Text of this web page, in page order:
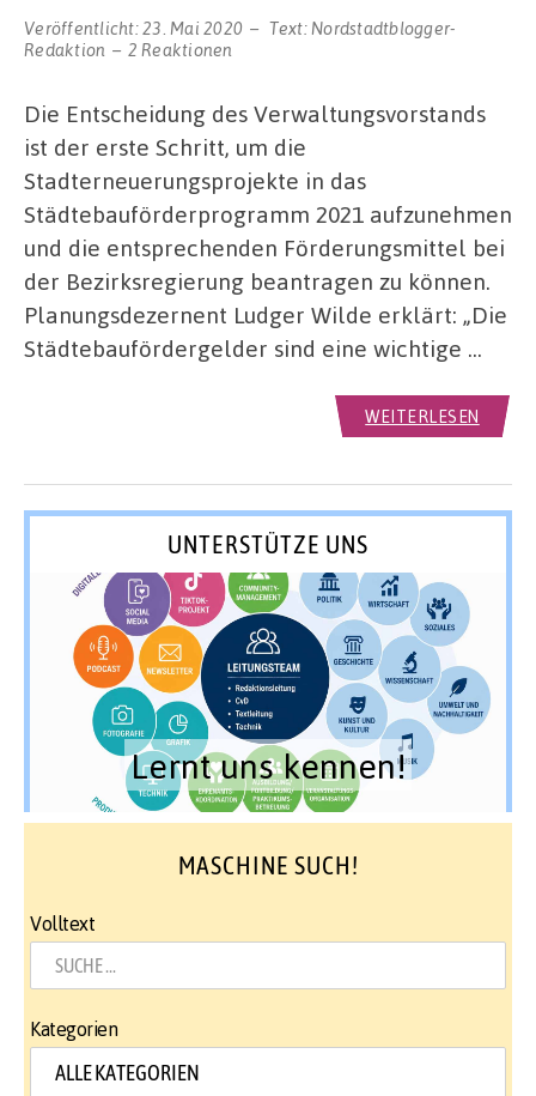
Veröffentlicht:23. Mai 2020 Text: Nordstadtblogger-
Redaktion
2 Reaktionen
Die Entscheidung des Verwaltungsvorstands
ist der erste Schritt, um die
Stadterneuerungsprojekte in das
Städtebauförderprogramm 2021 aufzunehmen
und die entsprechenden Förderungsmittel bei
der Bezirksregierung beantragen zu können.
Planungsdezernent Ludger Wilde erklärt: „Die
Städtebaufördergelder sind eine wichtige …
WEITERLESEN
UNTERSTÜTZE UNS
Lernt uns kennen!
MASCHINE SUCH!
Volltext
Kategorien